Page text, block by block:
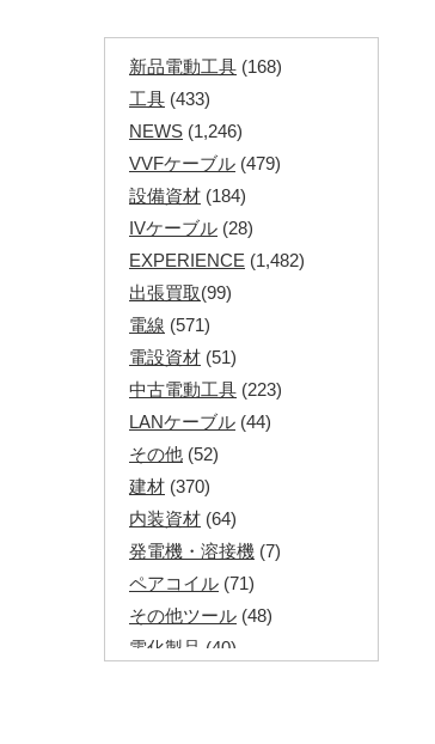
新品電動工具 (168)
工具 (433)
NEWS (1,246)
VVFケーブル (479)
設備資材 (184)
IVケーブル (28)
EXPERIENCE (1,482)
出張買取(99)
電線 (571)
電設資材 (51)
中古電動工具 (223)
LANケーブル (44)
その他 (52)
建材 (370)
内装資材 (64)
発電機・溶接機 (7)
ペアコイル (71)
その他ツール (48)
電化製品 (40)